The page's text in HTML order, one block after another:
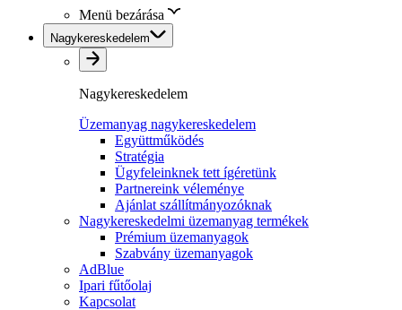
Menü bezárása
Nagykereskedelem
Nagykereskedelem
Üzemanyag nagykereskedelem
Együttműködés
Stratégia
Ügyfeleinknek tett ígéretünk
Partnereink véleménye
Ajánlat szállítmányozóknak
Nagykereskedelmi üzemanyag termékek
Prémium üzemanyagok
Szabvány üzemanyagok
AdBlue
Ipari fűtőolaj
Kapcsolat